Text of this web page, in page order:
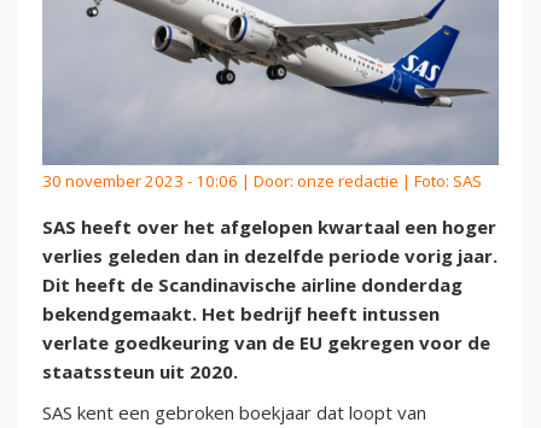
30 november 2023 - 10:06 | Door: onze redactie | Foto: SAS
SAS heeft over het afgelopen kwartaal een hoger
verlies geleden dan in dezelfde periode vorig jaar.
Dit heeft de Scandinavische airline donderdag
bekendgemaakt. Het bedrijf heeft intussen
verlate goedkeuring van de EU gekregen voor de
staatssteun uit 2020.
SAS kent een gebroken boekjaar dat loopt van